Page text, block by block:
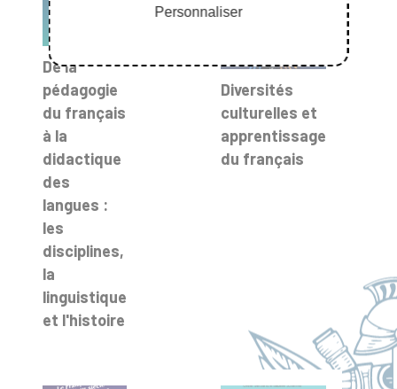
De la
pédagogie
du français
à la
didactique
des
langues :
les
disciplines,
la
linguistique
et l'histoire
Diversités
culturelles et
apprentissage
du français
Personnaliser